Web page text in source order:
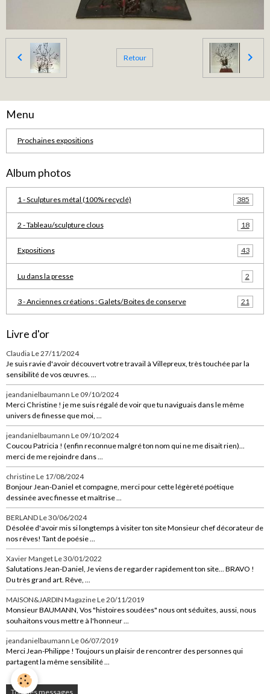
Retour
Menu
Prochaines expositions
Album photos
1 - Sculptures métal (100% recyclé) 385
2 - Tableau/sculpture clous 18
Expositions 43
Lu dans la presse 2
3 - Anciennes créations : Galets/Boites de conserve 21
Livre d'or
Claudia Le 27/11/2024
Je suis ravie d'avoir découvert votre travail à Villepreux, très touchée par la
sensibilité de vos œuvres. ...
jeandanielbaumann Le 09/10/2024
Merci Christine ! je me suis régalé de voir que tu naviguais dans le même
univers de finesse que moi, ...
jeandanielbaumann Le 09/10/2024
Coucou Patricia ! (enfin reconnue malgré ton nom qui ne me disait rien)...
merci de me rejoindre dans ...
christineLe 17/08/2024
Bonjour Jean-Daniel et compagne, merci pour cette légèreté poétique
dessinée avec finesse et maîtrise ...
BERLANDLe 30/06/2024
Désolée d'avoir mis si longtemps à visiter ton site Monsieur chef décorateur de
nos rêves! Tant de poésie ...
Xavier MangetLe 30/01/2022
Salutations Jean-Daniel, Je viens de regarder rapidement ton site... BRAVO !
Du très grand art. Rêve, ...
MAISON&JARDIN MagazineLe 20/11/2019
Monsieur BAUMANN, Vos "histoires soudées" nous ont séduites, aussi, nous
souhaitons vous mettre à l'honneur ...
jeandanielbaumann Le 06/07/2019
Merci Jean-Philippe ! Toujours un plaisir de rencontrer des personnes qui
partagent la même sensibilité ...
Tous les messages